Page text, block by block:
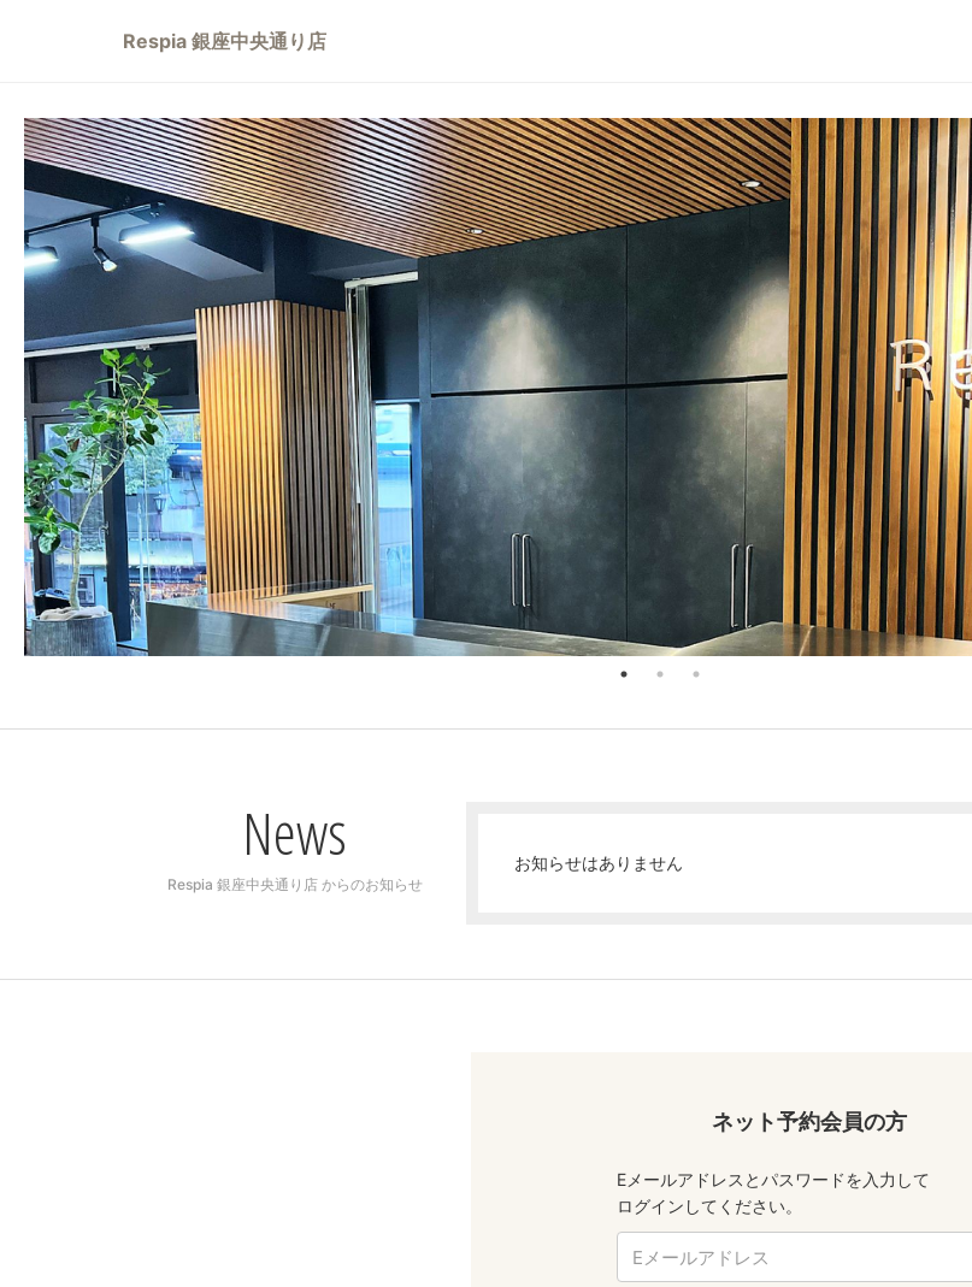
Respia 銀座中央通り店
News
Respia 銀座中央通り店 からのお知らせ
お知らせはありません
ネット予約会員の方
Eメールアドレスとパスワードを入力して
ログインしてください。